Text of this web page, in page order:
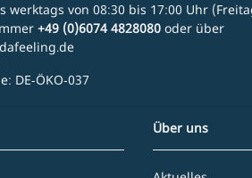
werktags von 08:30 bis 17:00 Uhr
+49 (0)6074 4828080 oder über
DE-ÖKO-037
Über uns